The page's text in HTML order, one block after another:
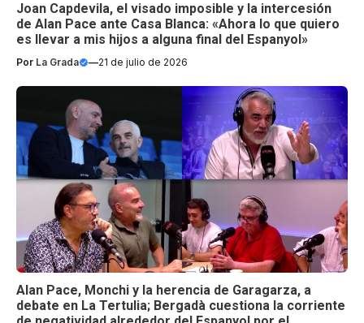
Joan Capdevila, el visado imposible y la intercesión
de Alan Pace ante Casa Blanca: «Ahora lo que quiero
es llevar a mis hijos a alguna final del Espanyol»
Por La Grada —21 de julio de 2026
Alan Pace, Monchi y la herencia de Garagarza, a
debate en La Tertulia; Bergadà cuestiona la corriente